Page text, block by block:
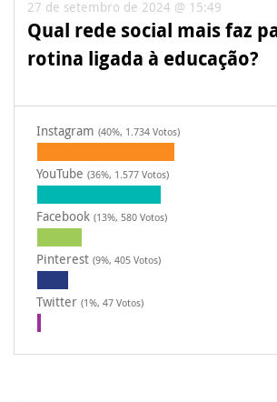
27 de setembro de 2024 @ 15:49
Qual rede social mais faz
rotina ligada à educação?
Instagram (40%, 1.734 Votos)
YouTube (36%, 1.577 Votos)
Facebook (13%, 580 Votos)
Pinterest (9%, 405 Votos)
Twitter (1%, 47 Votos)